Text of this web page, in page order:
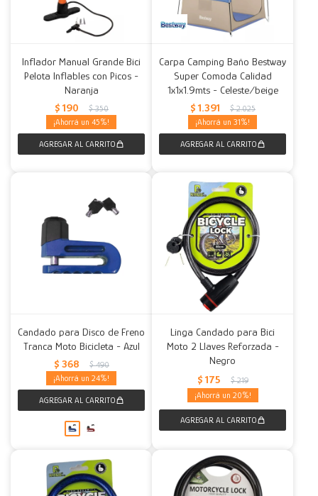
Inflador Manual Grande Bici
Pelota Inflables con Picos -
Naranja
$ 190 $ 350
45
Carpa Camping Baño Bestway
Super Comoda Calidad
1x1x1.9mts - Celeste/beige
$ 1.391 $ 2.025
31
Candado para Disco de Freno
Tranca Moto Bicicleta - Azul
$ 368 $ 490
24
Linga Candado para Bici
Moto 2 Llaves Reforzada -
Negro
$ 175 $ 219
20